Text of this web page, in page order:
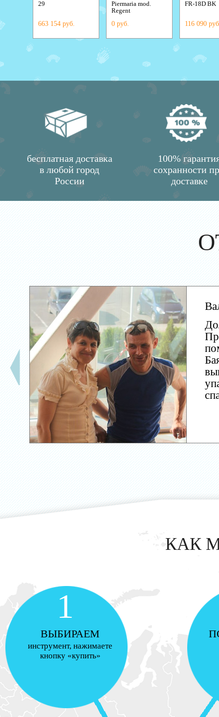
ALESSANDRINI
29
663 154 руб.
Piermaria mod.
Regent
0 руб.
FR-18D BK
116 090
бесплатная доставка
в любой город
России
100%
сохранности
доставке
КАК
1
ВЫБИРАЕМ
инструмент, нажимаете
кнопку «купить»